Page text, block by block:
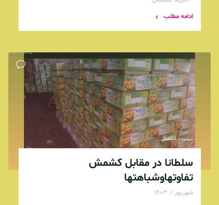
ادامه مطلب
تیزابی / کشمش
سلطانا در مقابل کشمش
تفاوتهاوشباهتها
شهریور 1, 1403